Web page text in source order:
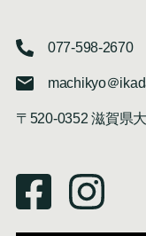
077-598-2670
machikyo＠
〒520-0352 滋賀県